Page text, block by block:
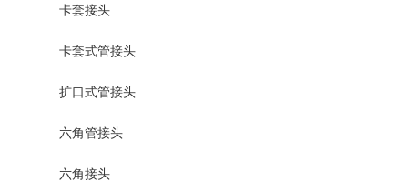
卡套接头
卡套式管接头
扩口式管接头
六角管接头
六角接头